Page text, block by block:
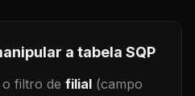
a tabela SQP
filtro de filial (campo